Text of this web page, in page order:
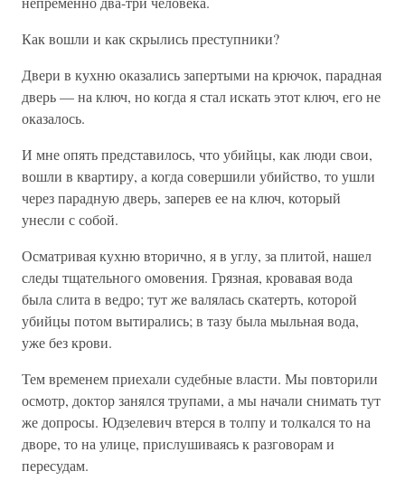
Как вошли и как скрылись преступники?
Двери в кухню оказались запертыми на крючок, парадная
дверь — на ключ, но когда я стал искать этот ключ, его не
оказалось.
И мне опять представилось, что убийцы, как люди свои,
вошли в квартиру, а когда совершили убийство, то ушли
через парадную дверь, заперев ее на ключ, который
унесли с собой.
Осматривая кухню вторично, я в углу, за плитой, нашел
следы тщательного омовения. Грязная, кровавая вода
была слита в ведро; тут же валялась скатерть, которой
убийцы потом вытирались; в тазу была мыльная вода,
уже без крови.
Тем временем приехали судебные власти. Мы повторили
осмотр, доктор занялся трупами, а мы начали снимать тут
же допросы. Юдзелевич втерся в толпу и толкался то на
дворе, то на улице, прислушиваясь к разговорам и
пересудам.